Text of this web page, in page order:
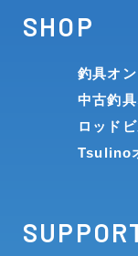
SHOP
釣具オ
中古釣
ロッド
Tsulino